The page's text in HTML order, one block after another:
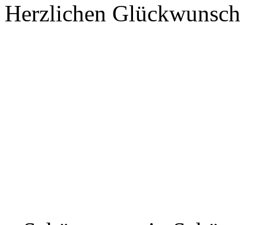
Herzlichen Glückwunsch